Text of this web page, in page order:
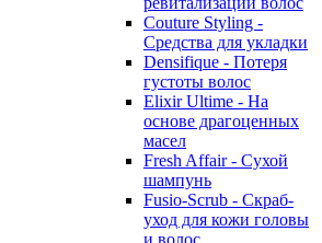
Couture Styling -
Средства для укладки
Densifique - Потеря
густоты волос
Elixir Ultime - На
основе драгоценных
масел
Fresh Affair - Сухой
шампунь
Fusio-Scrub - Скраб-
уход для кожи головы
и волос